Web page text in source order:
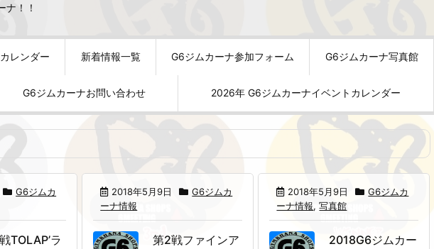
ナ！！
レンダー 新着情報一覧 G6ジムカーナ参加フォーム G6ジムカーナ写真館
G6ジムカーナお問い合わせ 2026年 G6ジムカーナイベントカレンダー
G6ジムカ
TOLAP’ラ
2018年5月9日
G6ジムカ
ーナ情報
第2戦ファインア
2018年5月9日
G6ジムカ
ーナ情報,写真館
2018G6ジムカー